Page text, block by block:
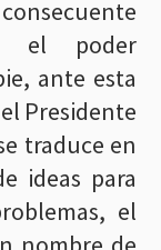
el poder
ante esta
Presidente
traduce en
ideas para
el